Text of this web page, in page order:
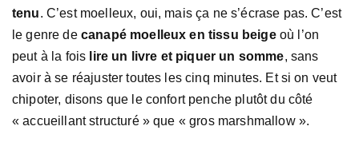
tenu. C’est moelleux, oui, mais ça ne s’écrase pas. C’est
le genre de canapé moelleux en tissu beigeoù l’on
peut à la fois lire un livre et piquer un somme, sans
avoir à se réajuster toutes les cinq minutes. Et si on veut
chipoter, disons que le confort penche plutôt du côté
« accueillant structuré » que « gros marshmallow ».